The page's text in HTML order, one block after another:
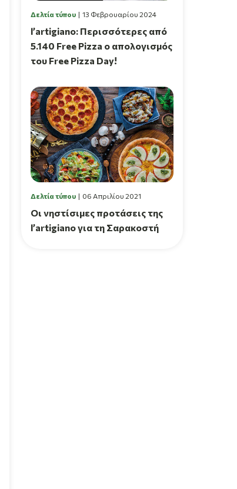
Δελτία τύπου 13 Φεβρουαρίου 2024
l’artigiano: Περισσότερες από
5.140 Free Pizza ο απολογισμός
του Free Pizza Day!
Δελτία τύπου 06 Απριλίου 2021
Οι νηστίσιμες προτάσεις της
l’artigiano για τη Σαρακοστή